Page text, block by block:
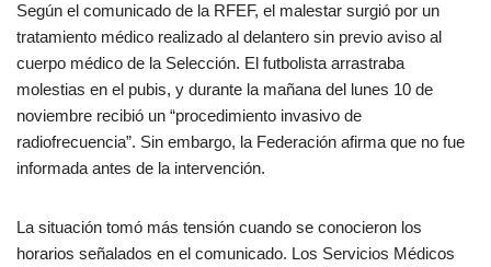
Según el comunicado de la RFEF, el malestar surgió por un
tratamiento médico realizado al delantero sin previo aviso al
cuerpo médico de la Selección. El futbolista arrastraba
molestias en el pubis, y durante la mañana del lunes 10 de
noviembre recibió un “procedimiento invasivo de
radiofrecuencia”. Sin embargo, la Federación afirma que no fue
informada antes de la intervención.
La situación tomó más tensión cuando se conocieron los
horarios señalados en el comunicado. Los Servicios Médicos